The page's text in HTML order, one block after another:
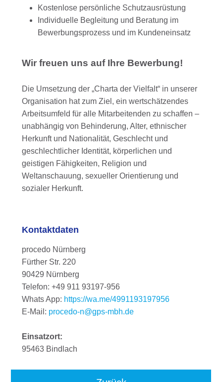
Kostenlose persönliche Schutzausrüstung
Individuelle Begleitung und Beratung im
Bewerbungsprozess und im Kundeneinsatz
Wir freuen uns auf Ihre Bewerbung!
Die Umsetzung der „Charta der Vielfalt“ in unserer
Organisation hat zum Ziel, ein wertschätzendes
Arbeitsumfeld für alle Mitarbeitenden zu schaffen –
unabhängig von Behinderung, Alter, ethnischer
Herkunft und Nationalität, Geschlecht und
geschlechtlicher Identität, körperlichen und
geistigen Fähigkeiten, Religion und
Weltanschauung, sexueller Orientierung und
sozialer Herkunft.
Kontaktdaten
procedo Nürnberg
Fürther Str. 220
90429 Nürnberg
Telefon: +49 911 93197-956
Whats App: https://wa.me/4991193197956
E-Mail: procedo-n@gps-mbh.de
Einsatzort:
95463 Bindlach